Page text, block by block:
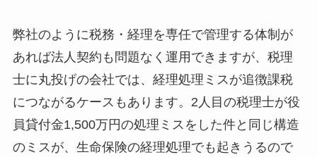
弊社のように税務・経理を専任で管理する体制が
あれば法人契約も問題なく運用できますが、税理
士に丸投げの会社では、経理処理ミスが追徴課税
につながるケースもあります。2人目の税理士が役
員貸付金1,500万円の処理ミスをした件と同じ構造
のミスが、生命保険の経理処理でも起きうるので